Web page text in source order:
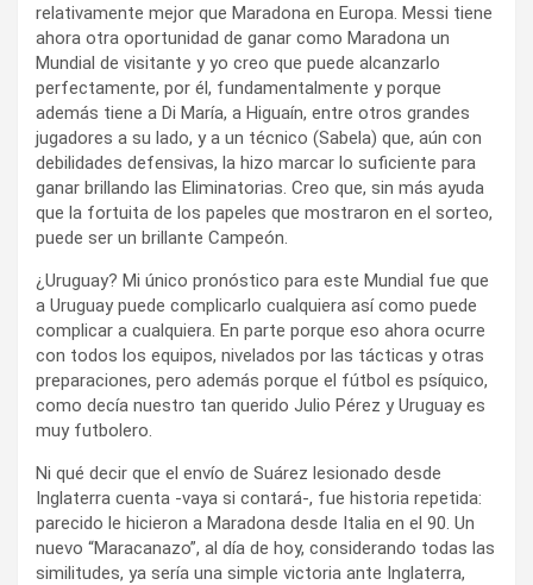
relativamente mejor que Maradona en Europa. Messi tiene
ahora otra oportunidad de ganar como Maradona un
Mundial de visitante y yo creo que puede alcanzarlo
perfectamente, por él, fundamentalmente y porque
además tiene a Di María, a Higuaín, entre otros grandes
jugadores a su lado, y a un técnico (Sabela) que, aún con
debilidades defensivas, la hizo marcar lo suficiente para
ganar brillando las Eliminatorias. Creo que, sin más ayuda
que la fortuita de los papeles que mostraron en el sorteo,
puede ser un brillante Campeón.
¿Uruguay? Mi único pronóstico para este Mundial fue que
a Uruguay puede complicarlo cualquiera así como puede
complicar a cualquiera. En parte porque eso ahora ocurre
con todos los equipos, nivelados por las tácticas y otras
preparaciones, pero además porque el fútbol es psíquico,
como decía nuestro tan querido Julio Pérez y Uruguay es
muy futbolero.
Ni qué decir que el envío de Suárez lesionado desde
Inglaterra cuenta -vaya si contará-, fue historia repetida:
parecido le hicieron a Maradona desde Italia en el 90. Un
nuevo “Maracanazo”, al día de hoy, considerando todas las
similitudes, ya sería una simple victoria ante Inglaterra,